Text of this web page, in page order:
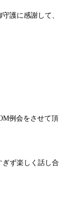
護に感謝して、
例会をさせて頂
ず楽しく話し合